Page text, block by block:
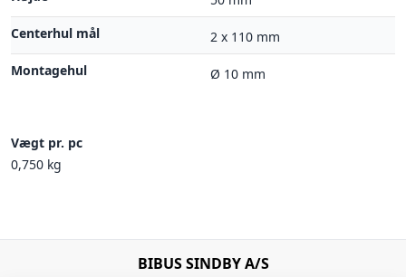
Centerhul mål
2 x 110 mm
Montagehul
Ø 10 mm
Vægt pr. pc
0,750 kg
BIBUS SINDBY A/S